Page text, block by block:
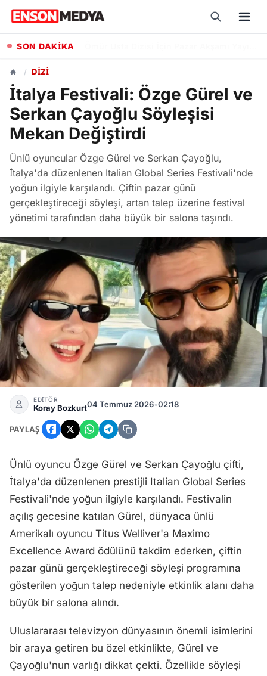
SON DAKİKA
/ DIZI
İtalya Festivali: Özge Gürel ve
Serkan Çayoğlu Söyleşisi
Mekan Değiştirdi
Ünlü oyuncular Özge Gürel ve Serkan Çayoğlu,
İtalya'da düzenlenen Italian Global Series Festivali'nde
yoğun ilgiyle karşılandı. Çiftin pazar günü
gerçekleştireceği söyleşi, artan talep üzerine festival
yönetimi tarafından daha büyük bir salona taşındı.
İtalya Festivali: Özge Gürel ve Serkan Çayoğlu Söyleşisi
EDİTÖR
Koray Bozkurt04 Temmuz 2026•02:18
PAYLAŞ
Ünlü oyuncu Özge Gürel ve Serkan Çayoğlu çifti,
İtalya'da düzenlenen prestijli Italian Global Series
Festivali'nde yoğun ilgiyle karşılandı. Festivalin
açılış gecesine katılan Gürel, dünyaca ünlü
Amerikalı oyuncu Titus Welliver'a Maximo
Excellence Award ödülünü takdim ederken, çiftin
pazar günü gerçekleştireceği söyleşi programına
gösterilen yoğun talep nedeniyle etkinlik alanı daha
büyük bir salona alındı.
Uluslararası televizyon dünyasının önemli isimlerini
bir araya getiren bu özel etkinlikte, Gürel ve
Çayoğlu'nun varlığı dikkat çekti. Özellikle söyleşi